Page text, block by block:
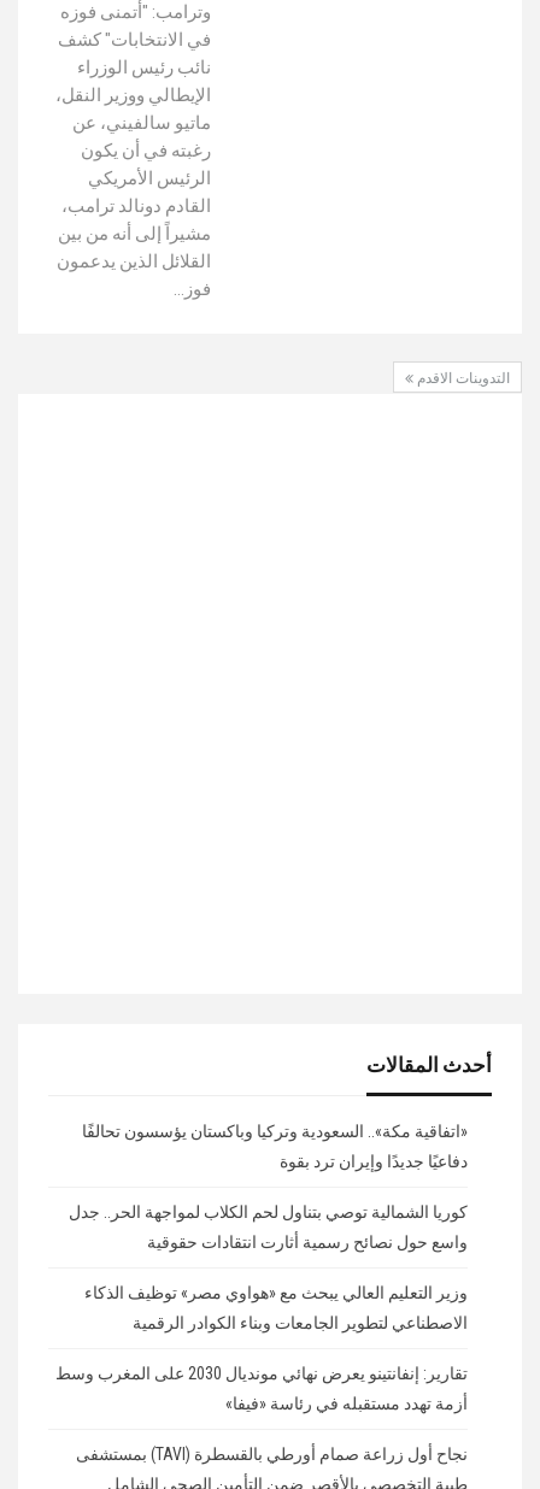
وترامب: "أتمنى فوزه
في الانتخابات" كشف
نائب رئيس الوزراء
الإيطالي ووزير النقل،
ماتيو سالفيني، عن
رغبته في أن يكون
الرئيس الأمريكي
القادم دونالد ترامب،
مشيراً إلى أنه من بين
القلائل الذين يدعمون
فوز…
التدوينات الاقدم
أحدث المقالات
«اتفاقية مكة».. السعودية وتركيا وباكستان يؤسسون تحالفًا
دفاعيًا جديدًا وإيران ترد بقوة
كوريا الشمالية توصي بتناول لحم الكلاب لمواجهة الحر.. جدل
واسع حول نصائح رسمية أثارت انتقادات حقوقية
وزير التعليم العالي يبحث مع «هواوي مصر» توظيف الذكاء
الاصطناعي لتطوير الجامعات وبناء الكوادر الرقمية
تقارير: إنفانتينو يعرض نهائي مونديال 2030 على المغرب وسط
أزمة تهدد مستقبله في رئاسة «فيفا»
نجاح أول زراعة صمام أورطي بالقسطرة (TAVI) بمستشفى
طيبة التخصصي بالأقصر ضمن التأمين الصحي الشامل